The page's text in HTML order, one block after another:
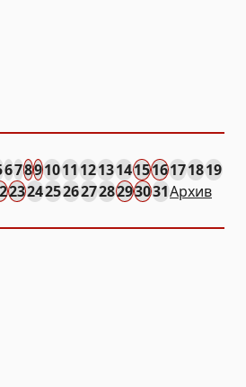
678910111213141516171819
232425262728293031Архив